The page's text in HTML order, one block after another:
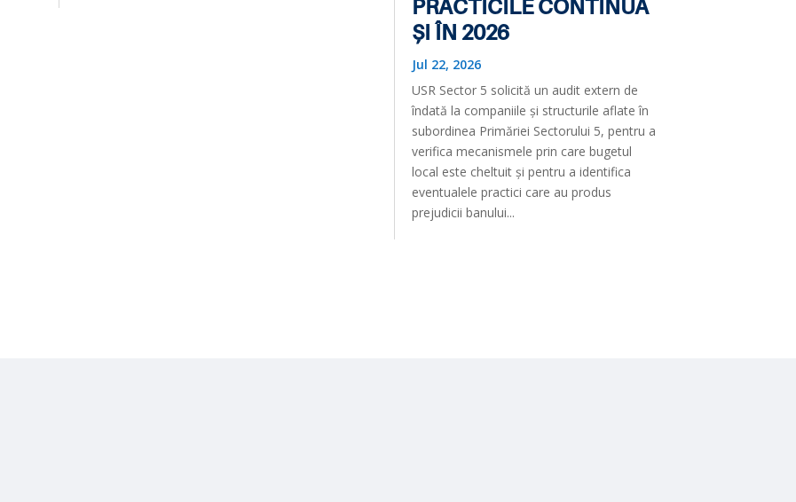
PRACTICILE CONTINUĂ
ȘI ÎN 2026
Jul 22, 2026
USR Sector 5 solicită un audit extern de
îndată la companiile și structurile aflate în
subordinea Primăriei Sectorului 5, pentru a
verifica mecanismele prin care bugetul
local este cheltuit și pentru a identifica
eventualele practici care au produs
prejudicii banului...